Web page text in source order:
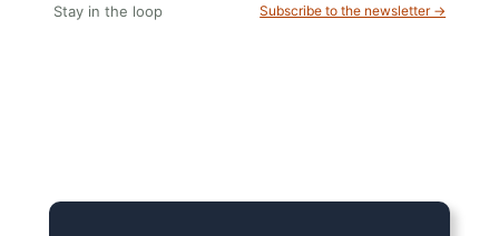
Stay in the loop Subscribe to the newsletter →